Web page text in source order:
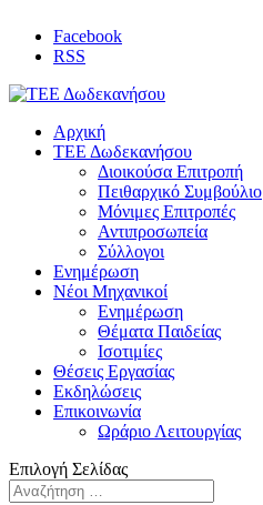
Facebook
RSS
Αρχική
ΤΕΕ Δωδεκανήσου
Διοικούσα Επιτροπή
Πειθαρχικό Συμβούλιο
Μόνιμες Επιτροπές
Αντιπροσωπεία
Σύλλογοι
Ενημέρωση
Νέοι Μηχανικοί
Ενημέρωση
Θέματα Παιδείας
Ισοτιμίες
Θέσεις Εργασίας
Εκδηλώσεις
Επικοινωνία
Ωράριο Λειτουργίας
Επιλογή Σελίδας